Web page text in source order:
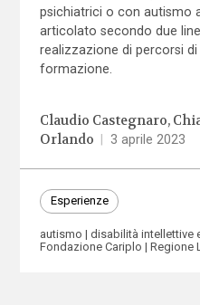
psichiatrici o con autismo
articolato secondo due
realizzazione di percorsi
formazione.
Claudio Castegnaro
Orlando
3 aprile 2023
Esperienze
autismo
disabilità intellettive
Fondazione Cariplo
Regione